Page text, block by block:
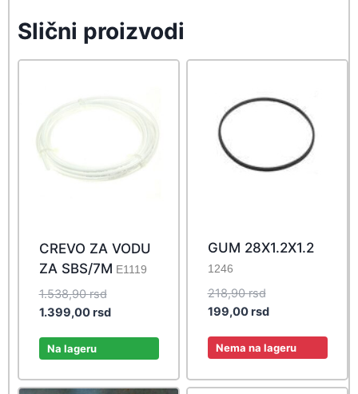
Slični proizvodi
CREVO ZA VODU
ZA SBS/7M E1119
1.538,90rsdOriginal
price
1.399,00rsdCurrent
Na lageru
GUM 28X1.2X1.2
1246
218,90rsdOriginal
price
218,90 rsd.
199,00rsdCurrent
is:
Nema na lageru